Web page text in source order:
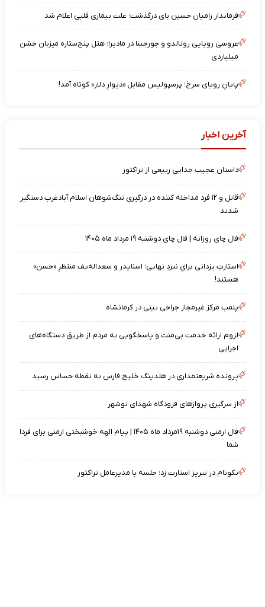
فرماندار رامیان حسین بای درگذشت؛ علت بیماری قلبی اعلام شد
عروسی رویایی رونالدو و جورجینا در مادیرا؛ هتل پنج‌ستاره میزبان جشن
میلیاردی
پایانِ رویای سرخ؛ پرسپولیس مقابل «دیوارِ دلار» کوتاه آمد!
آخرین اخبار
داستان عجیب جدایی ربیعی از تراکتور
قاتل و ۱۲ فرد مداخله کننده در درگیری تنگ‌شوهان اسلام آبادغرب دستگیر
شدند
فال چای روزانه | فال چای دوشنبه ۱۹ مرداد ماه ۱۴۰۵
استارتِ یزدانی برایِ نبردِ نهایی؛ اسنایدر و سعداله‌یف منتظرِ «حسن»
هستند!
پلمب مرکز غیرمجاز جراحی بینی در کرمانشاه
لزوم ارائه خدمت بی‌منت و پاسخگویی به مردم از طریق دستگاه‌های
اجرایی
پرونده شریعتمداری در هلدینگ خلیج فارس به نقطه حساس رسید
از سرگیری پروازهای فرودگاه شهدای نوشهر
فال ارمنی دوشنبه ۱۹مرداد ماه ۱۴۰۵ | پیام الهه خوشبختی ارمنی برای فردا
شما
نکونام در تبریز استارت زد؛ جلسه با مدیرعامل تراکتور